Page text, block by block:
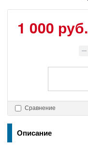
1 000 руб.
Сравнение
Описание